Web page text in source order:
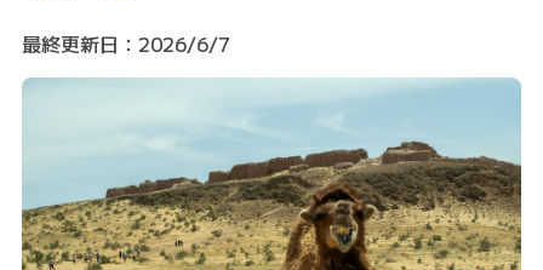
最終更新日：2026/6/7